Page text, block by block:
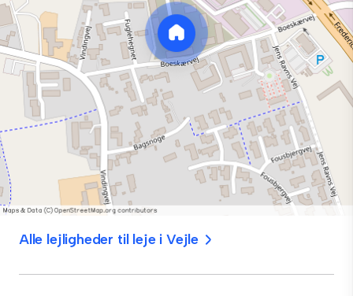
Alle lejligheder til leje i Vejle